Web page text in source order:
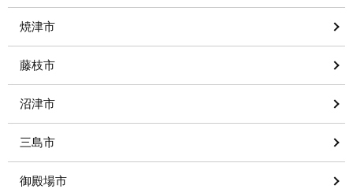
焼津市
藤枝市
沼津市
三島市
御殿場市